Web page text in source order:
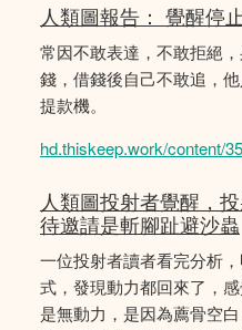
人類圖報告： 覺醒停
常因不敢表達，不敢拒絕
錢，借錢後自己不敢追，
提款機。
hd.thiskeep.work/content/
人類圖投射者覺醒，
待邀請是斬腳趾避沙蟲
一位投射者讀者看完分析
式，發現動力都回來了，
是無動力，是因為薦骨空